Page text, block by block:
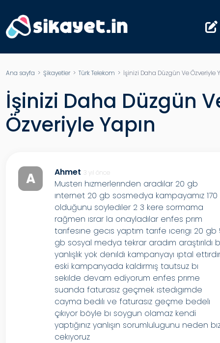
Ana sayfa > Şikayetler> Türk Telekom > İşinizi Daha Düzgün Ve Özveriyle
İşinizi Daha Düzgün
Özveriyle Yapın
A Ahmet 3 yıl önce
Musterı hızmerlerınden aradılar 20 gb
ınternet 20 gb sosmedya kampayamız
olduğunu soyledıler 2 3 kere sormama
rağmen ısrar la onayladılar enfes prım
tarıfesıne gecıs yaptım tarıfe ıcerıgı 20 gb
gb sosyal medya tekrar aradım araştırıldı
yanlışlık yok denıldı kampanyayı ıptal
eski kampanyada kaldırmış tautsuz bı
sekılde devam ediyorum enfes prıme
suanda faturasız geçmek ıstedıgımde
cayma bedılı ve faturasız geçme bedelı
çıkıyor böyle bı soygun olamaz kendi
yaptığınız yanlışın sorumlulugunu neden
cekıyoruz